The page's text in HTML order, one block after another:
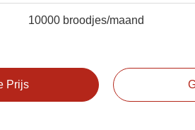
10000 broodjes/maand
Prijs